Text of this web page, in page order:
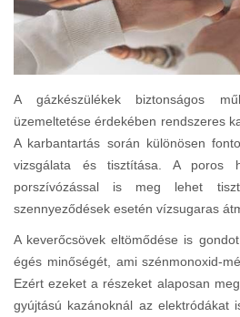
A gázkészülékek biztonságos
üzemeltetése érdekében rendszeres
A karbantartás során különösen
vizsgálata és tisztítása. A poros
porszívózással is meg lehet
szennyeződések esetén vízsugaras
A keverőcsövek eltömődése is
égés minőségét, ami szénmonoxid-
Ezért ezeket a részeket alaposan
gyújtású kazánoknál az elektródákat